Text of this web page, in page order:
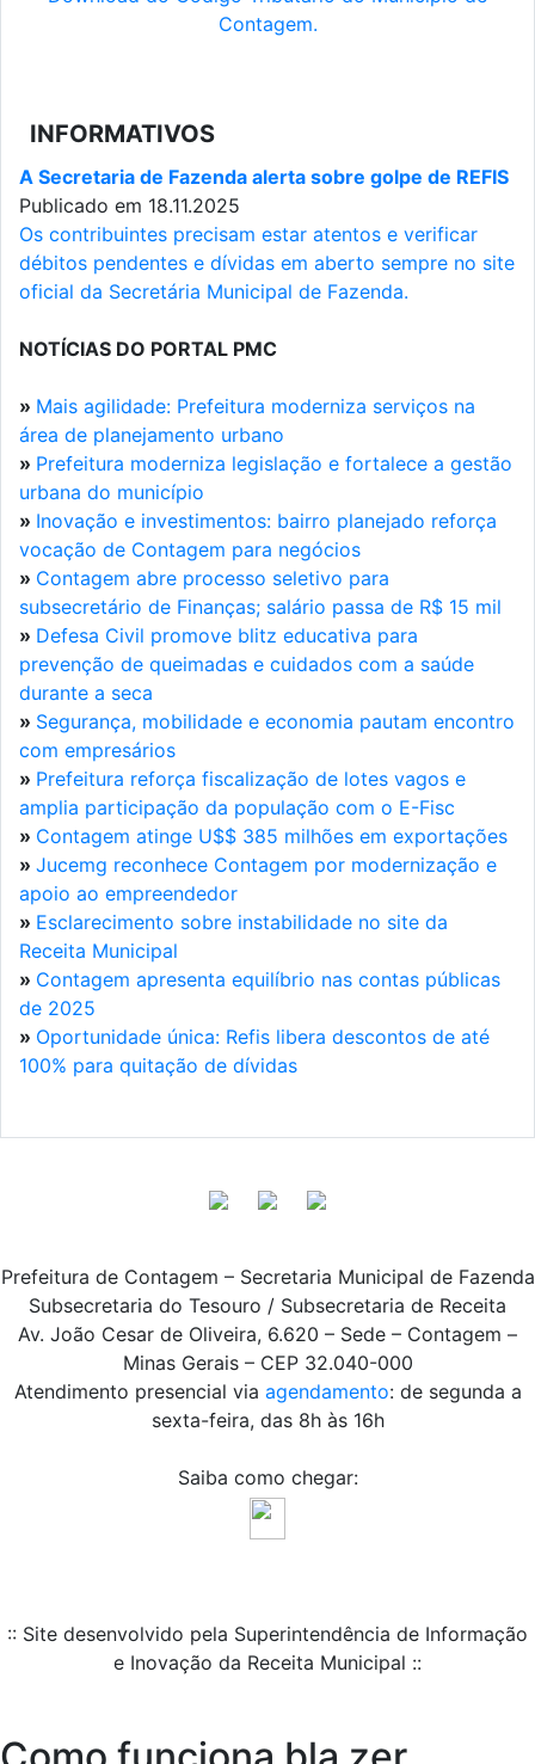
Contagem.
INFORMATIVOS
A Secretaria de Fazenda alerta sobre golpe de REFIS
Publicado em 18.11.2025
Os contribuintes precisam estar atentos e verificar
débitos pendentes e dívidas em aberto sempre no site
oficial da Secretária Municipal de Fazenda.
NOTÍCIAS DO PORTAL PMC
» Mais agilidade: Prefeitura moderniza serviços na
área de planejamento urbano
» Prefeitura moderniza legislação e fortalece a gestão
urbana do município
» Inovação e investimentos: bairro planejado reforça
vocação de Contagem para negócios
» Contagem abre processo seletivo para
subsecretário de Finanças; salário passa de R$ 15 mil
» Defesa Civil promove blitz educativa para
prevenção de queimadas e cuidados com a saúde
durante a seca
» Segurança, mobilidade e economia pautam encontro
com empresários
» Prefeitura reforça fiscalização de lotes vagos e
amplia participação da população com o E-Fisc
» Contagem atinge U$$ 385 milhões em exportações
» Jucemg reconhece Contagem por modernização e
apoio ao empreendedor
» Esclarecimento sobre instabilidade no site da
Receita Municipal
» Contagem apresenta equilíbrio nas contas públicas
de 2025
» Oportunidade única: Refis libera descontos de até
100% para quitação de dívidas
Prefeitura de Contagem – Secretaria Municipal de Fazenda
Subsecretaria do Tesouro / Subsecretaria de Receita
Av. João Cesar de Oliveira, 6.620 – Sede – Contagem –
Minas Gerais – CEP 32.040-000
Atendimento presencial via agendamento: de segunda a
sexta-feira, das 8h às 16h
Saiba como chegar:
:: Site desenvolvido pela Superintendência de Informação
e Inovação da Receita Municipal ::